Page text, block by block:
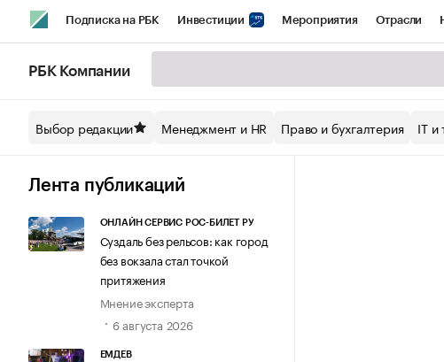
Подписка на РБК Инвестиции Мероприятия Отрасли
Спецпроекты СПб Конференции СПб Спецпроекты
Технологии и медиа
РБК Компании
Выбор редакции Менеджмент и HR Право и бухгалтерия IT и
Лента публикаций
ОНЛАЙН СЕРВИС РОС-БИЛЕТ РУ
Суздаль без рельсов: как город
без вокзала стал точкой
притяжения
Мнение эксперта
6 августа 2026
ЕМДЕВ